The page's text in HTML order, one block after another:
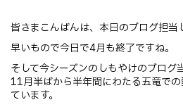
皆さまこんばんは、本日のブログ担当
早いもので今日で4月も終了ですね。
そして今シーズンのしもやけのブログ
11月半ばから半年間にわたる五竜で
ています。